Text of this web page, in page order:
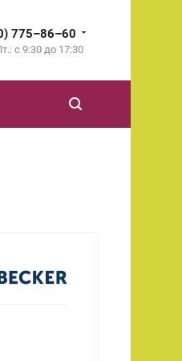
775–86–60
с 9:30 до 17:30